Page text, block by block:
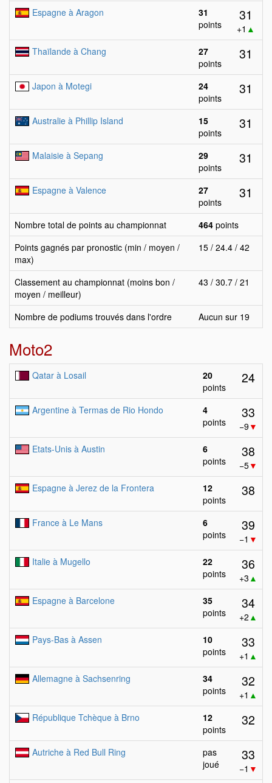
Espagne à Aragon
31
points
31
+1 ▲
Thaïlande à Chang
27
points
31
Japon à Motegi
24
points
31
Australie à Phillip Island
15
points
31
Malaisie à Sepang
29
points
31
Espagne à Valence
27
points
31
Nombre total de points au championnat 464 points
Points gagnés par pronostic (min / moyen /
max)
15 / 24.4 / 42
Classement au championnat (moins bon /
moyen / meilleur)
43 / 30.7 / 21
Nombre de podiums trouvés dans l'ordre Aucun sur 19
Moto2
Qatar à Losail
20
points
24
Argentine à Termas de Rio Hondo
4
points
33
−9▼
Etats-Unis à Austin
6
points
38
−5▼
Espagne à Jerez de la Frontera
12
points
38
France à Le Mans
6
points
39
−1 ▼
Italie à Mugello
22
points
36
+3 ▲
Espagne à Barcelone
35
points
34
+2 ▲
Pays-Bas à Assen
10
points
33
+1 ▲
Allemagne à Sachsenring
34
points
32
+1 ▲
République Tchèque à Brno
12
points
32
Autriche à Red Bull Ring
pas
joué
33
−1 ▼